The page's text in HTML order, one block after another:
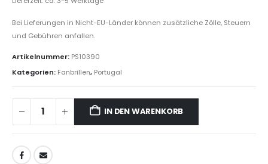
Bei Lieferungen in Nicht-EU-Länder können zusätzliche Zölle, Steuern
und Gebühren anfallen.
Artikelnummer: PS10390
Kategorien: Fanbrillen, Portugal
IN DEN WARENKORB